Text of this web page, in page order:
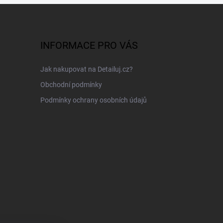
INFORMACE PRO VÁS
Jak nakupovat na Detailuj.cz?
Obchodní podmínky
Podmínky ochrany osobních údajů